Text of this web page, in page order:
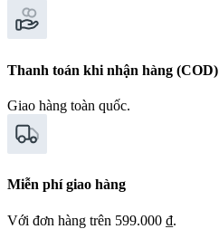
Thanh toán khi nhận hàng (COD)
Giao hàng toàn quốc.
Miễn phí giao hàng
Với đơn hàng trên 599.000 ₫.